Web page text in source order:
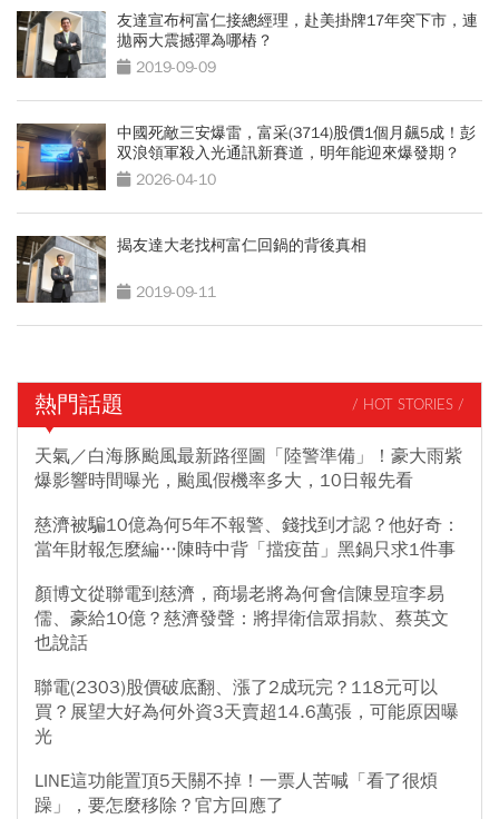
友達宣布柯富仁接總經理，赴美掛牌17年突下市，連
拋兩大震撼彈為哪樁？
2019-09-09
中國死敵三安爆雷，富采(3714)股價1個月飆5成！彭
双浪領軍殺入光通訊新賽道，明年能迎來爆發期？
2026-04-10
揭友達大老找柯富仁回鍋的背後真相
2019-09-11
熱門話題 / HOT STORIES /
天氣／白海豚颱風最新路徑圖「陸警準備」！豪大雨紫
爆影響時間曝光，颱風假機率多大，10日報先看
慈濟被騙10億為何5年不報警、錢找到才認？他好奇：
當年財報怎麼編…陳時中背「擋疫苗」黑鍋只求1件事
顏博文從聯電到慈濟，商場老將為何會信陳昱瑄李易
儒、豪給10億？慈濟發聲：將捍衛信眾捐款、蔡英文
也說話
聯電(2303)股價破底翻、漲了2成玩完？118元可以
買？展望大好為何外資3天賣超14.6萬張，可能原因曝
光
LINE這功能置頂5天關不掉！一票人苦喊「看了很煩
躁」，要怎麼移除？官方回應了